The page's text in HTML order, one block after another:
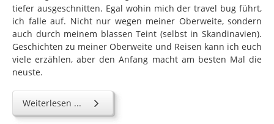
tiefer ausgeschnitten. Egal wohin mich der travel bug führt,
ich falle auf. Nicht nur wegen meiner Oberweite, sondern
auch durch meinem blassen Teint (selbst in Skandinavien).
Geschichten zu meiner Oberweite und Reisen kann ich euch
viele erzählen, aber den Anfang macht am besten Mal die
neuste.
Weiterlesen ...